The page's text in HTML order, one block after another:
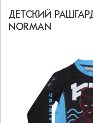
ДЕТСКИЙ РАШГАРД
NORMAN